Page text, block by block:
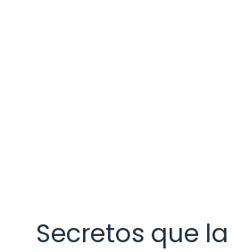
Secretos que